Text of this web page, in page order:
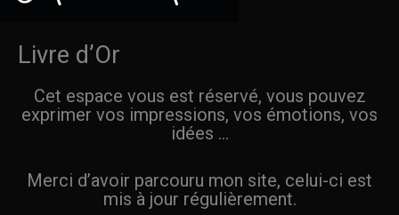
Livre d’Or
Cet espace vous est réservé, vous pouvez
exprimer vos impressions, vos émotions, vos
idées …
Merci d’avoir parcouru mon site, celui-ci est
mis à jour régulièrement.